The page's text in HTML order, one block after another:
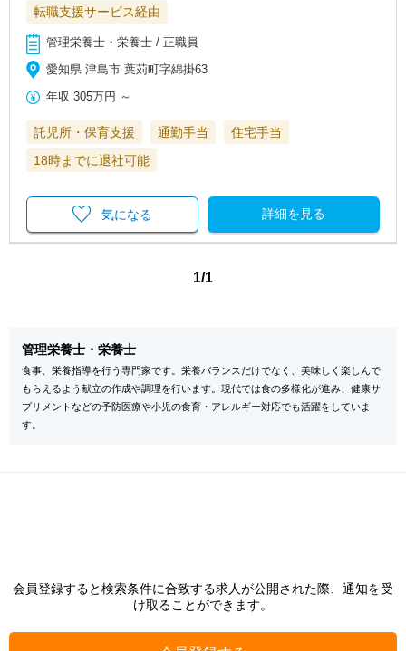
転職支援サービス経由
管理栄養士・栄養士 / 正職員
愛知県 津島市 葉苅町字綿掛63
年収 305万円 ～
託児所・保育支援 通勤手当
住宅手当
18時までに退社可能
詳細を見る
気になる
1/1
管理栄養士・栄養士
食事、栄養指導を行う専門家です。栄養バランスだけでなく、美味しく楽しんで
もらえるよう献立の作成や調理を行います。現代では食の多様化が進み、健康サ
プリメントなどの予防医療や小児の食育・アレルギー対応でも活躍をしていま
す。
会員登録すると検索条件に合致する求人が公開された際、通知を受
け取ることができます。